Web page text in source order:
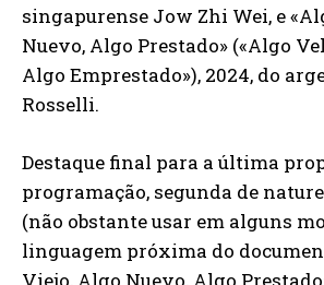
singapurense Jow Zhi Wei, e
Nuevo, Algo Prestado» («Algo
Algo Emprestado»), 2024, do
Rosselli.
Destaque final para a última
programação, segunda de
(não obstante usar em alguns
linguagem próxima do